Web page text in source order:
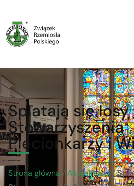
Splatają się losy
Stowarzyszenia
Plecionkarzy i
Strona główna / Aktualności /